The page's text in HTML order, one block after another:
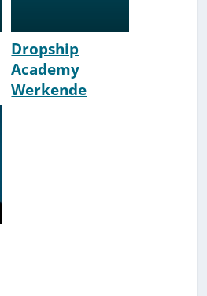
Dropship
Academy
Werkende